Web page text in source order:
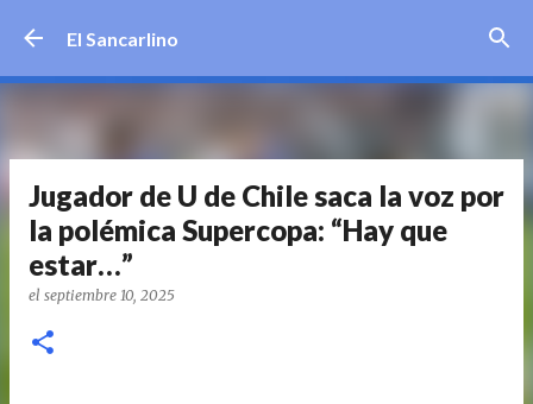
El Sancarlino
Jugador de U de Chile saca la voz por
la polémica Supercopa: “Hay que
estar…”
el septiembre 10, 2025